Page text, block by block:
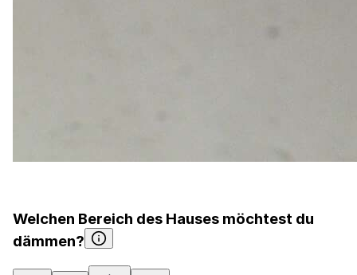
Welchen Bereich des Hauses möchtest du
dämmen?